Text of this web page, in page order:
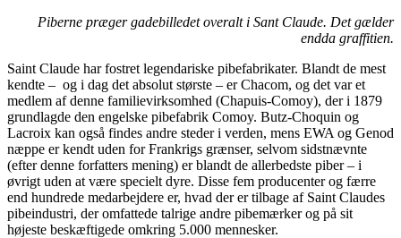
Piberne præger gadebilledet overalt i Sant Claude. Det gælder
endda graffitien.
Saint Claude har fostret legendariske pibefabrikater. Blandt de mest
kendte – og i dag det absolut største – er Chacom, og det var et
medlem af denne familievirksomhed (Chapuis-Comoy), der i 1879
grundlagde den engelske pibefabrik Comoy. Butz-Choquin og
Lacroix kan også findes andre steder i verden, mens EWA og Genod
næppe er kendt uden for Frankrigs grænser, selvom sidstnævnte
(efter denne forfatters mening) er blandt de allerbedste piber – i
øvrigt uden at være specielt dyre. Disse fem producenter og færre
end hundrede medarbejdere er, hvad der er tilbage af Saint Claudes
pibeindustri, der omfattede talrige andre pibemærker og på sit
højeste beskæftigede omkring 5.000 mennesker.